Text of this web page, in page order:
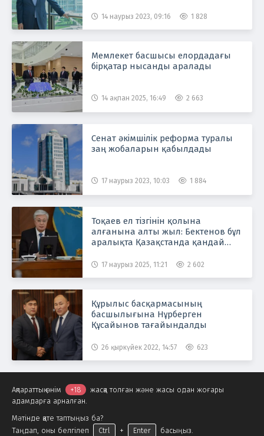
14 наурыз 2023, 09:16 1 828
Мемлекет басшысы елордадағы
бірқатар нысанды аралады
14 ақпан 2025, 16:49 2 663
Сенат әкімшілік реформа туралы
заң жобаларын қабылдады
17 наурыз 2023, 10:03 1 884
Тоқаев ел тізгінін қолына
алғанына алты жыл: Бектенов бұл
аралықта Қазақстанда қандай
17 наурыз 2025, 11:21 2 602
Құрылыс басқармасының
басшылығына Нұрберген
Құсайынов тағайындалды
26 қыркүйек 2022, 14:57 623
Ақпараттық өнім +18
жасқа толған және жасы одан жоғары
адамдарға арналған.
Мәтінде қате таптыңыз ба?
Таңдап, оны белгілеп
Ctrl + Enter басыңыз.